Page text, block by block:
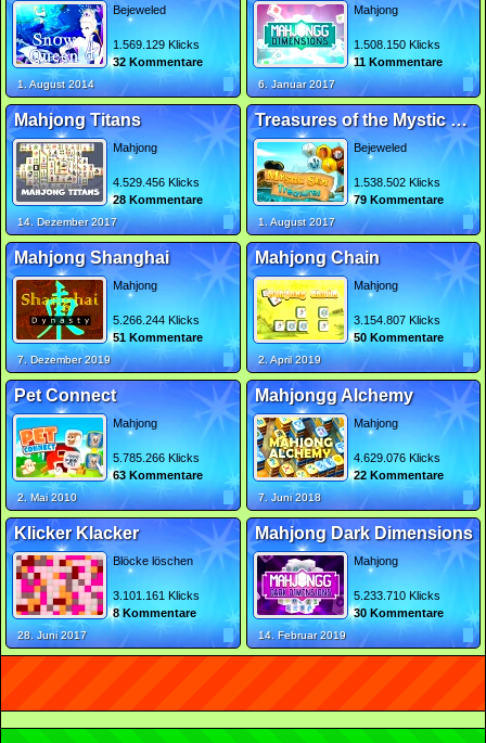
Bejeweled
1.569.129 Klicks
32 Kommentare
1. August 2014
Mahjong
1.508.150 Klicks
11 Kommentare
6. Januar 2017
Mahjong Titans
Mahjong
4.529.456 Klicks
28 Kommentare
14. Dezember 2017
Treasures of the Mystic Sea 2
Bejeweled
1.538.502 Klicks
79 Kommentare
1. August 2017
Mahjong Shanghai
Mahjong
5.266.244 Klicks
51 Kommentare
7. Dezember 2019
Mahjong Chain
Mahjong
3.154.807 Klicks
50 Kommentare
2. April 2019
Pet Connect
Mahjong
5.785.266 Klicks
63 Kommentare
2. Mai 2010
Mahjongg Alchemy
Mahjong
4.629.076 Klicks
22 Kommentare
7. Juni 2018
Klicker Klacker
Blöcke löschen
3.101.161 Klicks
8 Kommentare
28. Juni 2017
Mahjong Dark Dimensions
Mahjong
5.233.710 Klicks
30 Kommentare
14. Februar 2019